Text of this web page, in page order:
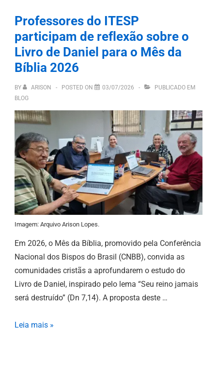
Professores do ITESP
participam de reflexão sobre o
Livro de Daniel para o Mês da
Bíblia 2026
BY ARISON POSTED ON 03/07/2026
PUBLICADO EM
BLOG
Imagem: Arquivo Arison Lopes.
Em 2026, o Mês da Bíblia, promovido pela Conferência
Nacional dos Bispos do Brasil (CNBB), convida as
comunidades cristãs a aprofundarem o estudo do
Livro de Daniel, inspirado pelo lema “Seu reino jamais
será destruído” (Dn 7,14). A proposta deste …
Leia mais »